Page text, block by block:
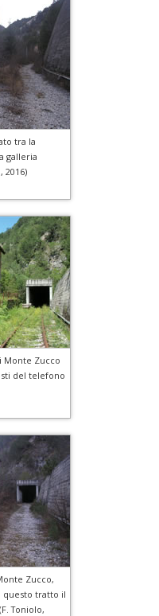
tra la
galleria
2016)
Monte Zucco
del telefono
Zucco,
questo tratto il
Toniolo,